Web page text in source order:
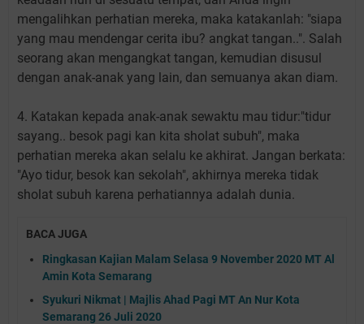
mengalihkan perhatian mereka, maka katakanlah: "siapa
yang mau mendengar cerita ibu? angkat tangan..". Salah
seorang akan mengangkat tangan, kemudian disusul
dengan anak-anak yang lain, dan semuanya akan diam.
4. Katakan kepada anak-anak sewaktu mau tidur:"tidur
sayang.. besok pagi kan kita sholat subuh", maka
perhatian mereka akan selalu ke akhirat. Jangan berkata:
"Ayo tidur, besok kan sekolah", akhirnya mereka tidak
sholat subuh karena perhatiannya adalah dunia.
BACA JUGA
Ringkasan Kajian Malam Selasa 9 November 2020 MT Al
Amin Kota Semarang
Syukuri Nikmat | Majlis Ahad Pagi MT An Nur Kota
Semarang 26 Juli 2020